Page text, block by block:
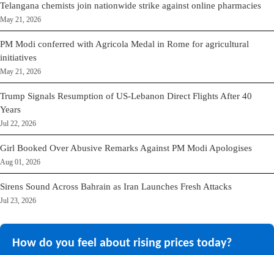
Telangana chemists join nationwide strike against online pharmacies
May 21, 2026
PM Modi conferred with Agricola Medal in Rome for agricultural
initiatives
May 21, 2026
Trump Signals Resumption of US-Lebanon Direct Flights After 40
Years
Jul 22, 2026
Girl Booked Over Abusive Remarks Against PM Modi Apologises
Aug 01, 2026
Sirens Sound Across Bahrain as Iran Launches Fresh Attacks
Jul 23, 2026
How do you feel about rising prices today?